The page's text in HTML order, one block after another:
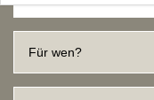
Für wen?